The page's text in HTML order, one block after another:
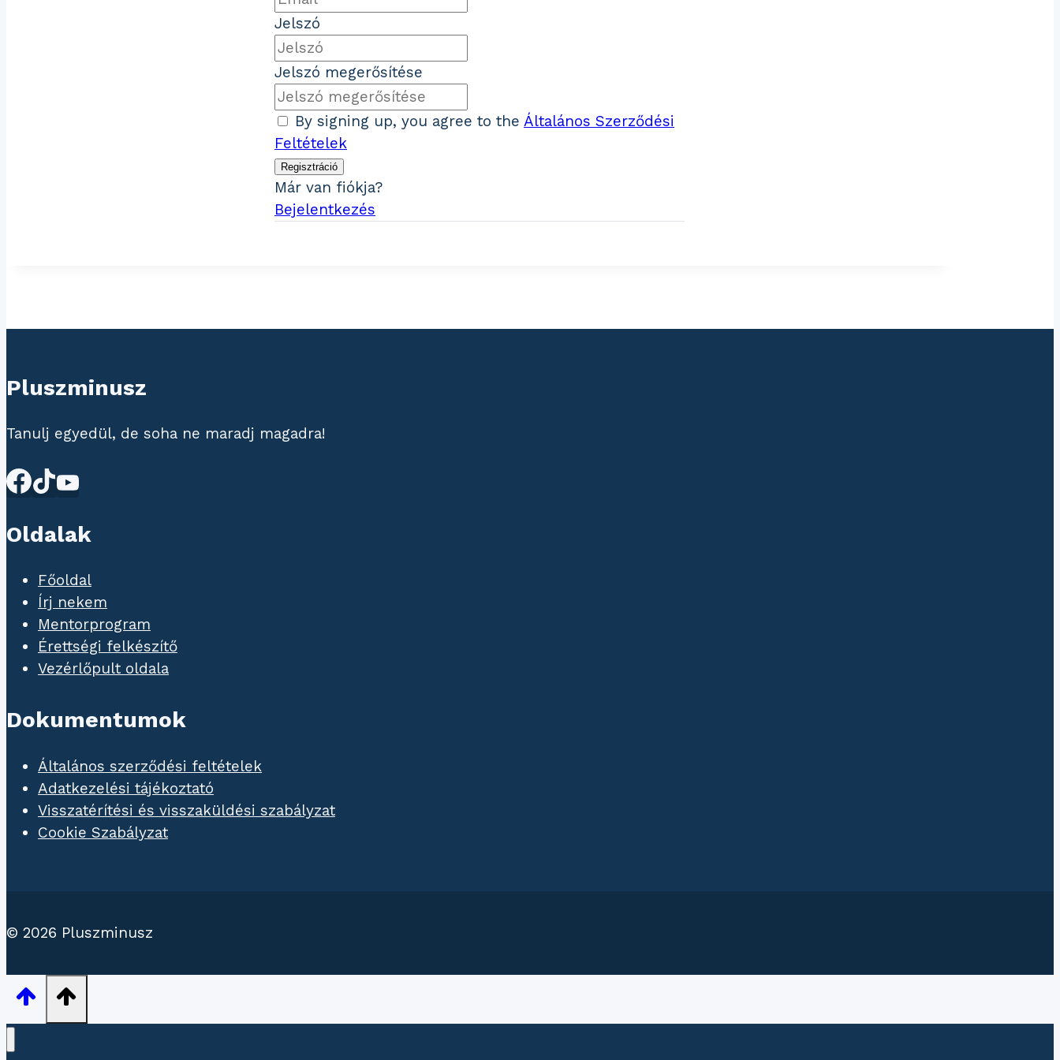
Jelszó
Jelszó megerősítése
By signing up, you agree to the Általános Szerződési
Feltételek
Regisztráció
Már van fiókja?
Bejelentkezés
Pluszminusz
Tanulj egyedül, de soha ne maradj magadra!
Oldalak
Főoldal
Írj nekem
Mentorprogram
Érettségi felkészítő
Vezérlőpult oldala
Dokumentumok
Általános szerződési feltételek
Adatkezelési tájékoztató
Visszatérítési és visszaküldési szabályzat
Cookie Szabályzat
© 2026 Pluszminusz